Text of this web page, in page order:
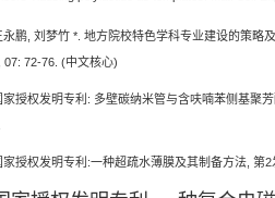
永鹏, 刘梦竹 *. 地方院校特色学科专业建设的策
07: 72-76. (中文核心)
家授权发明专利: 多壁碳纳米管与含呋喃苯侧基聚
家授权发明专利:一种超疏水薄膜及其制备方法, 第